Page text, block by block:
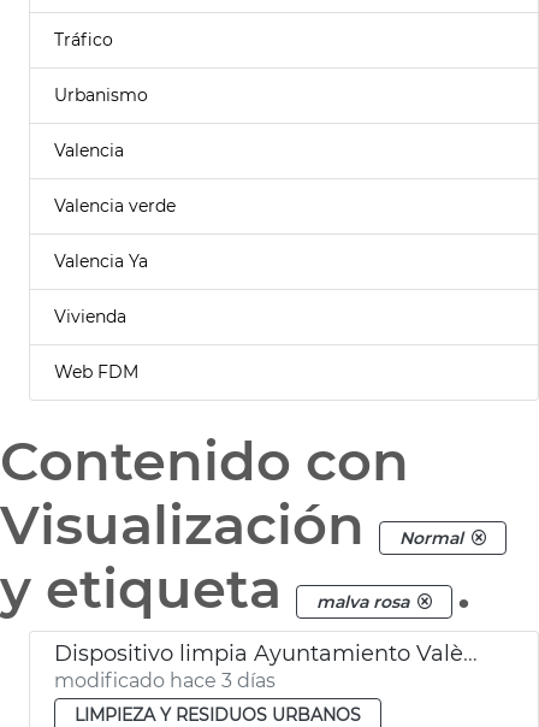
Tráfico
Urbanismo
Valencia
Valencia verde
Valencia Ya
Vivienda
Web FDM
Contenido con
Visualización
Normal
y etiqueta malva rosa .
Dispositivo limpia Ayuntamiento València eclipse solar
modificado hace 3 días
LIMPIEZA Y RESIDUOS URBANOS